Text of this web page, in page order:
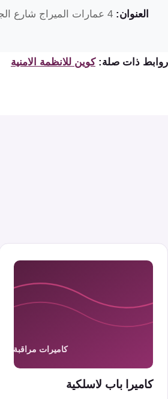
العنوان:
روابط ذات صلة: كوين للانظمة الامنية
كاميرا باب لاسلكية